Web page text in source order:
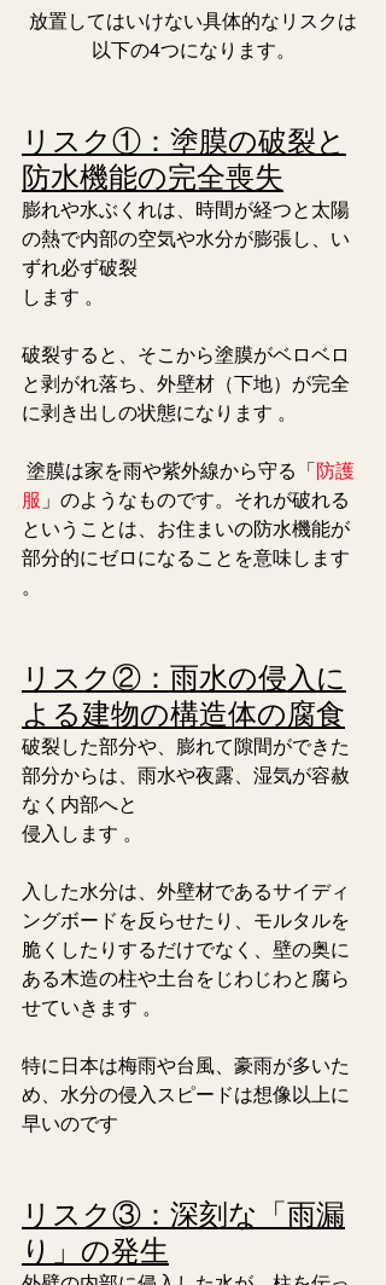
放置してはいけない具体的なリスクは
以下の4つになります。
リスク①：塗膜の破裂と
防水機能の完全喪失
膨れや水ぶくれは、時間が経つと太陽
の熱で内部の空気や水分が膨張し、い
ずれ必ず破裂
します 。
破裂すると、そこから塗膜がベロベロ
と剥がれ落ち、外壁材（下地）が完全
に剥き出しの状態になります 。
塗膜は家を雨や紫外線から守る「防護
服 」のようなものです。それが破れる
ということは、お住まいの防水機能が
部分的にゼロになることを意味します
。
リスク②：雨水の侵入に
よる建物の構造体の腐食
破裂した部分や、膨れて隙間ができた
部分からは、雨水や夜露、湿気が容赦
なく内部へと
侵入します 。
入した水分は、外壁材であるサイディ
ングボードを反らせたり、モルタルを
脆くしたりするだけでなく、壁の奥に
ある木造の柱や土台をじわじわと腐ら
せていきます 。
特に日本は梅雨や台風、豪雨が多いた
め、水分の侵入スピードは想像以上に
早いのです
リスク③：深刻な「雨漏
り」の発生